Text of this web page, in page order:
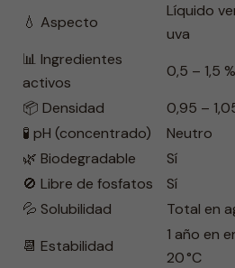
💧 Aspecto
Líquido
uva
📊 Ingredientes
activos
0,5 – 1,5
📦 Densidad
0,95 –
🧪 pH (concentrado)
Neutro
🌿 Biodegradable
Sí
🚫 Libre de fosfatos
Sí
💦 Solubilidad
Total en
📆 Estabilidad
1 año en
20 °C